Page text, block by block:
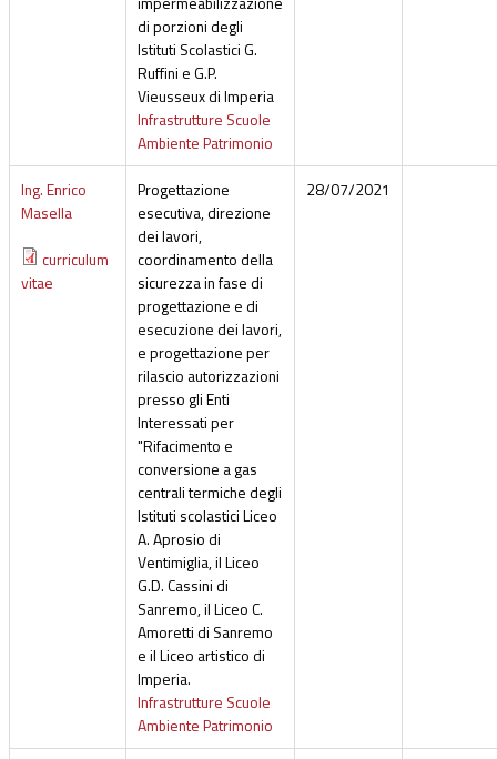
di porzioni degli
Istituti Scolastici G.
Ruffini e G.P.
Vieusseux di Imperia
Infrastrutture Scuole
Ambiente Patrimonio
Ing. Enrico
Masella
curriculum
vitae
Progettazione
esecutiva, direzione
dei lavori,
coordinamento della
sicurezza in fase di
progettazione e di
esecuzione dei lavori,
e progettazione per
rilascio autorizzazioni
presso gli Enti
Interessati per
"Rifacimento e
conversione a gas
centrali termiche degli
Istituti scolastici Liceo
A. Aprosio di
Ventimiglia, il Liceo
G.D. Cassini di
Sanremo, il Liceo C.
Amoretti di Sanremo
e il Liceo artistico di
Imperia.
Infrastrutture Scuole
Ambiente Patrimonio
28/07/2021